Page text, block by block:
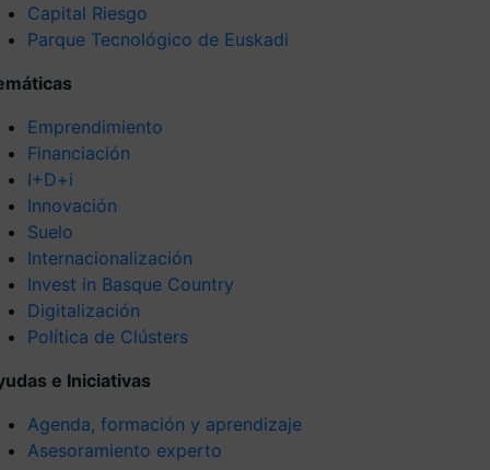
Capital Riesgo
Parque Tecnológico de Euskadi
Emprendimiento
Financiación
I+D+i
Innovación
Suelo
Internacionalización
Invest in Basque Country
Digitalización
Política de Clústers
e Iniciativas
Agenda, formación y aprendizaje
Asesoramiento experto